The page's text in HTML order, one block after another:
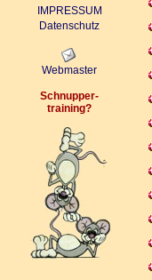
IMPRESSUM
Datenschutz
Webmaster
Schnupper-
training?